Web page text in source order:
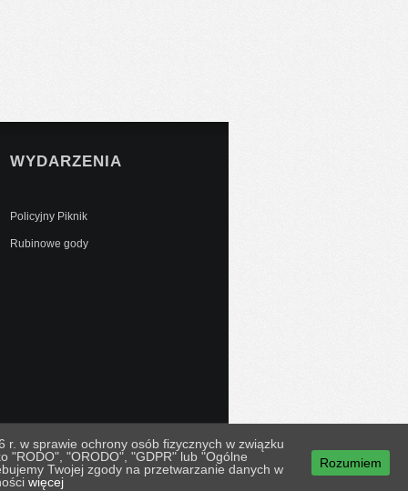
WYDARZENIA
Policyjny Piknik
Rubinowe gody
Surfidea
w sprawie ochrony osób fizycznych w związku
"RODO", "ORODO", "GDPR" lub "Ogólne
Twojej zgody na przetwarzanie danych w
więcej
Rozumiem